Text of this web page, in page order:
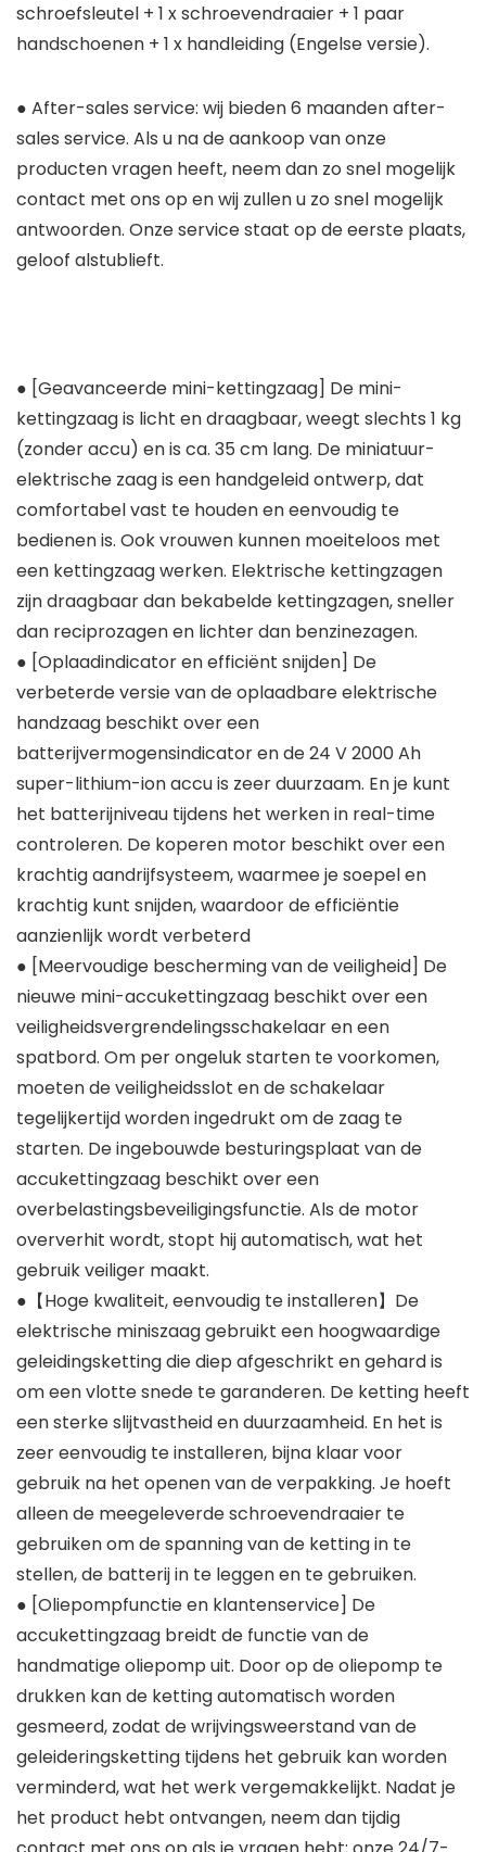
schroefsleutel + 1 x schroevendraaier + 1 paar
handschoenen + 1 x handleiding (Engelse versie).
● After-sales service: wij bieden 6 maanden after-
sales service. Als u na de aankoop van onze
producten vragen heeft, neem dan zo snel mogelijk
contact met ons op en wij zullen u zo snel mogelijk
antwoorden. Onze service staat op de eerste plaats,
geloof alstublieft.
● [Geavanceerde mini-kettingzaag] De mini-
kettingzaag is licht en draagbaar, weegt slechts 1 kg
(zonder accu) en is ca. 35 cm lang. De miniatuur-
elektrische zaag is een handgeleid ontwerp, dat
comfortabel vast te houden en eenvoudig te
bedienen is. Ook vrouwen kunnen moeiteloos met
een kettingzaag werken. Elektrische kettingzagen
zijn draagbaar dan bekabelde kettingzagen, sneller
dan reciprozagen en lichter dan benzinezagen.
● [Oplaadindicator en efficiënt snijden] De
verbeterde versie van de oplaadbare elektrische
handzaag beschikt over een
batterijvermogensindicator en de 24 V 2000 Ah
super-lithium-ion accu is zeer duurzaam. En je kunt
het batterijniveau tijdens het werken in real-time
controleren. De koperen motor beschikt over een
krachtig aandrijfsysteem, waarmee je soepel en
krachtig kunt snijden, waardoor de efficiëntie
aanzienlijk wordt verbeterd
● [Meervoudige bescherming van de veiligheid] De
nieuwe mini-accukettingzaag beschikt over een
veiligheidsvergrendelingsschakelaar en een
spatbord. Om per ongeluk starten te voorkomen,
moeten de veiligheidsslot en de schakelaar
tegelijkertijd worden ingedrukt om de zaag te
starten. De ingebouwde besturingsplaat van de
accukettingzaag beschikt over een
overbelastingsbeveiligingsfunctie. Als de motor
oververhit wordt, stopt hij automatisch, wat het
gebruik veiliger maakt.
●【Hoge kwaliteit, eenvoudig te installeren】De
elektrische miniszaag gebruikt een hoogwaardige
geleidingsketting die diep afgeschrikt en gehard is
om een vlotte snede te garanderen. De ketting heeft
een sterke slijtvastheid en duurzaamheid. En het is
zeer eenvoudig te installeren, bijna klaar voor
gebruik na het openen van de verpakking. Je hoeft
alleen de meegeleverde schroevendraaier te
gebruiken om de spanning van de ketting in te
stellen, de batterij in te leggen en te gebruiken.
● [Oliepompfunctie en klantenservice] De
accukettingzaag breidt de functie van de
handmatige oliepomp uit. Door op de oliepomp te
drukken kan de ketting automatisch worden
gesmeerd, zodat de wrijvingsweerstand van de
geleideringsketting tijdens het gebruik kan worden
verminderd, wat het werk vergemakkelijkt. Nadat je
het product hebt ontvangen, neem dan tijdig